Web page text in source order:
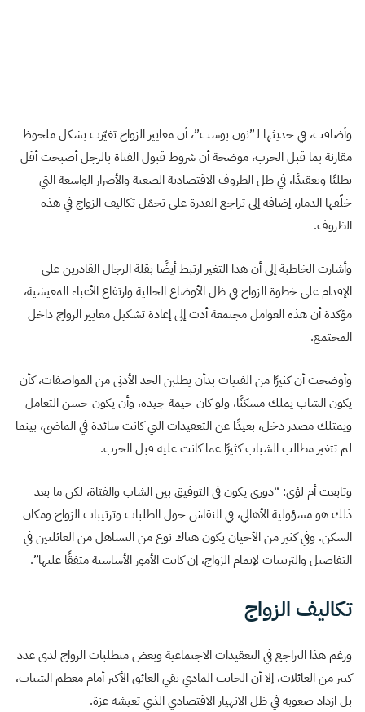
وأضافت، في حديثها لـ”نون بوست”، أن معايير الزواج تغيّرت بشكل ملحوظ
مقارنة بما قبل الحرب، موضحة أن شروط قبول الفتاة بالرجل أصبحت أقل
تطلبًا وتعقيدًا، في ظل الظروف الاقتصادية الصعبة والأضرار الواسعة التي
خلّفها الدمار، إضافة إلى تراجع القدرة على تحمّل تكاليف الزواج في هذه
الظروف.
وأشارت الخاطبة إلى أن هذا التغير ارتبط أيضًا بقلة الرجال القادرين على
الإقدام على خطوة الزواج في ظل الأوضاع الحالية وارتفاع الأعباء المعيشية،
مؤكدة أن هذه العوامل مجتمعة أدت إلى إعادة تشكيل معايير الزواج داخل
المجتمع.
وأوضحت أن كثيرًا من الفتيات بدأن يطلبن الحد الأدنى من المواصفات، كأن
يكون الشاب يملك مسكنًا، ولو كان خيمة جيدة، وأن يكون حسن التعامل
ويمتلك مصدر دخل، بعيدًا عن التعقيدات التي كانت سائدة في الماضي، بينما
لم تتغير مطالب الشباب كثيرًا عما كانت عليه قبل الحرب.
وتابعت أم لؤي: “دوري يكون في التوفيق بين الشاب والفتاة، لكن ما بعد
ذلك هو مسؤولية الأهالي، في النقاش حول الطلبات وترتيبات الزواج ومكان
السكن. وفي كثير من الأحيان يكون هناك نوع من التساهل من العائلتين في
التفاصيل والترتيبات لإتمام الزواج، إن كانت الأمور الأساسية متفقًا عليها”.
تكاليف الزواج
ورغم هذا التراجع في التعقيدات الاجتماعية وبعض متطلبات الزواج لدى عدد
كبير من العائلات، إلا أن الجانب المادي بقي العائق الأكبر أمام معظم الشباب،
بل ازداد صعوبة في ظل الانهيار الاقتصادي الذي تعيشه غزة.